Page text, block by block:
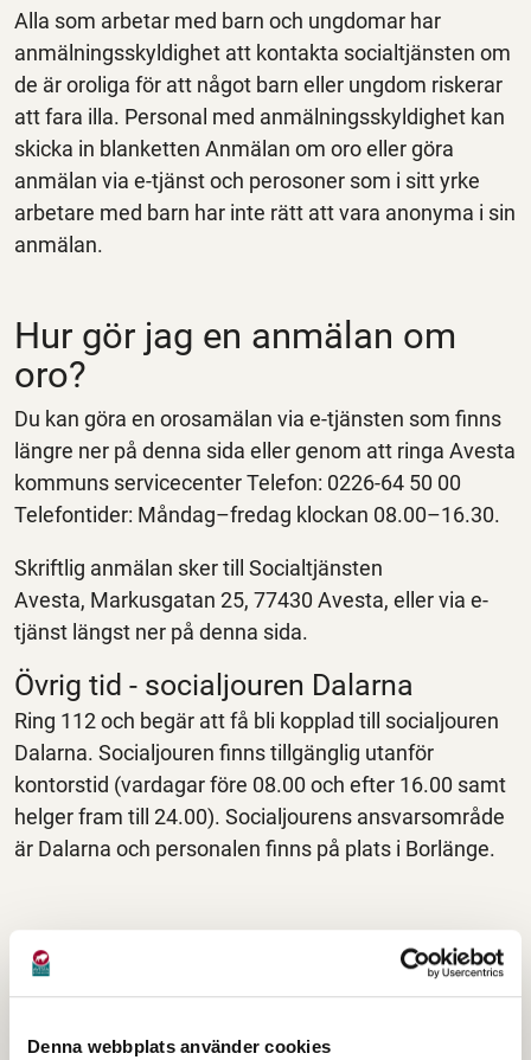
Denna webbplats använder cookies
Alla som arbetar med barn och ungdomar har
anmälningsskyldighet att kontakta socialtjänsten om
de är oroliga för att något barn eller ungdom riskerar
att fara illa. Personal med anmälningsskyldighet kan
skicka in blanketten Anmälan om oro eller göra
anmälan via e-tjänst och perosoner som i sitt yrke
arbetare med barn har inte rätt att vara anonyma i sin
anmälan.
Hur gör jag en anmälan om
oro?
Du kan göra en orosamälan via e-tjänsten som finns
längre ner på denna sida eller genom att ringa Avesta
kommuns servicecenter Telefon: 0226-64 50 00
Telefontider: Måndag–fredag klockan 08.00–16.30.
Skriftlig anmälan sker till Socialtjänsten
Avesta, Markusgatan 25, 77430 Avesta, eller via e-
tjänst längst ner på denna sida.
Övrig tid - socialjouren Dalarna
Ring 112 och begär att få bli kopplad till socialjouren
Dalarna. Socialjouren finns tillgänglig utanför
kontorstid (vardagar före 08.00 och efter 16.00 samt
helger fram till 24.00). Socialjourens ansvarsområde
är Dalarna och personalen finns på plats i Borlänge.
Information vid en anmälan
Socialtjänsten vill få en tydlig bild kring oron för